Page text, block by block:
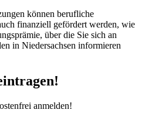
können berufliche
finanziell gefördert werden, wie
über die Sie sich an
in Niedersachsen informieren
anmelden!